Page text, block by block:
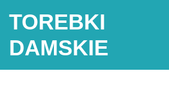
TOREBKI
DAMSKIE